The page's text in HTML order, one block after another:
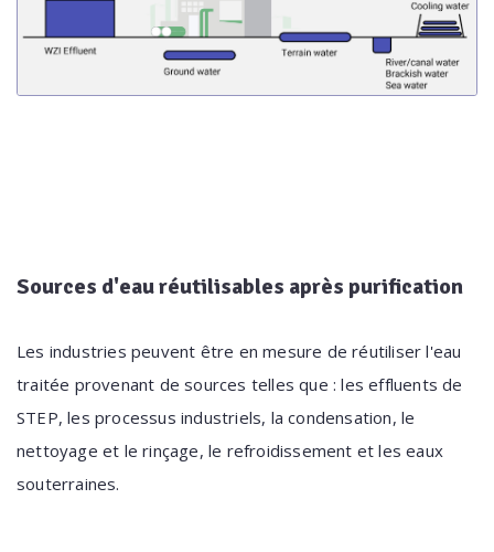
Sources d'eau réutilisables après purification
Les industries peuvent être en mesure de réutiliser l'eau
traitée provenant de sources telles que : les effluents de
STEP, les processus industriels, la condensation, le
nettoyage et le rinçage, le refroidissement et les eaux
souterraines.